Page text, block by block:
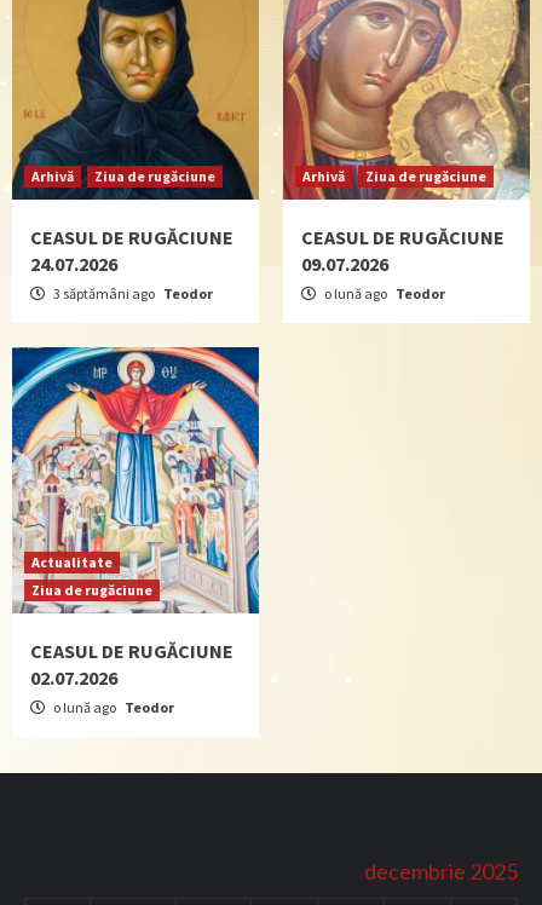
Arhivă Ziua de rugăciune
CEASUL DE RUGĂCIUNE
24.07.2026
3 săptămâni ago Teodor
Arhivă Ziua de rugăciune
CEASUL DE RUGĂCIUNE
09.07.2026
o lună ago Teodor
Actualitate
Ziua de rugăciune
CEASUL DE RUGĂCIUNE
02.07.2026
o lună ago Teodor
decembrie 2025